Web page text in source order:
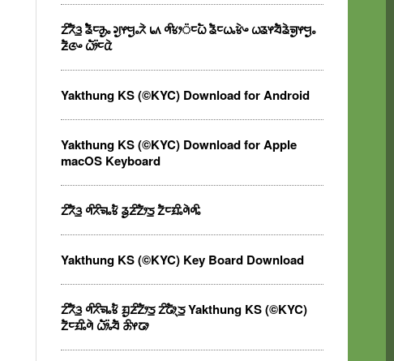
ᤁᤡᤖᤠᤋ᤻ ᤕᤠᤠᤰᤌᤢᤱ ᤆᤢᤶᤗᤢᤱᤖᤧ ᥇᥈ ᤛᤡᤃᤣ᤺ᤰᤐᤠ ᤕᤠᤰᤐᤱᤃᤧᤴ ᤐᤕᤶᤔᤠᤕᤧᤈᤢᤶᤗᤢᤱ
ᤏᤠᤜᤴ ᤐᤥ᤺ᤰᤂᤧ
Yakthung KS (©KYC) Download for Android
Yakthung KS (©KYC) Download for Apple
macOS Keyboard
ᤁᤡᤖᤠᤋ᤻ ᤛᤡᤖᤡᤈᤱᤃᤠ ᤕᤢᤏᤡᤁᤥᤍ᤻ ᤁᤠᤰᤀᤡᤱᤛᤧᤛᤡᤱ
Yakthung KS (©KYC) Key Board Download
ᤁᤡᤖᤠᤋ᤻ ᤛᤡᤖᤡᤈᤱᤃᤠ ᤀᤢᤏᤡᤁᤥᤍ᤻ ᤁᤡᤒᤥᤷᤍ᤻ Yakthung KS (©KYC)
ᤁᤠᤰᤀᤡᤱᤛᤧ ᤐᤥ᤺ᤱᤔᤠ ᤌᤡᤶᤒᤣ